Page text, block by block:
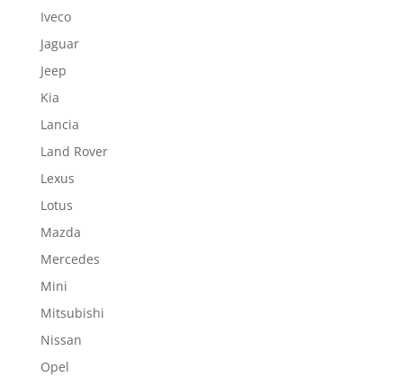
Iveco
Jaguar
Jeep
Kia
Lancia
Land Rover
Lexus
Lotus
Mazda
Mercedes
Mini
Mitsubishi
Nissan
Opel